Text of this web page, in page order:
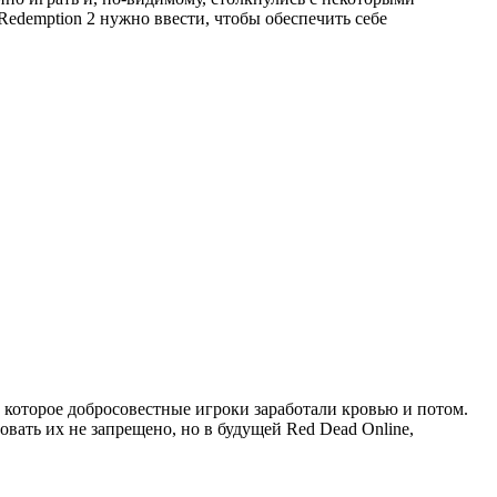
2 нужно ввести, чтобы обеспечить себе
добросовестные игроки заработали кровью и потом.
их не запрещено, но в будущей Red Dead Online,